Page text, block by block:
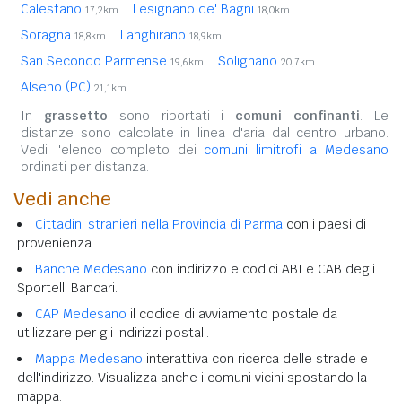
Calestano 17,2km Lesignano de' Bagni 18,0km
Soragna 18,8km Langhirano 18,9km
San Secondo Parmense 19,6km Solignano 20,7km
Alseno (PC) 21,1km
In grassetto sono riportati i comuni confinanti. Le
distanze sono calcolate in linea d'aria dal centro urbano.
Vedi l'elenco completo dei comuni limitrofi a Medesano
ordinati per distanza.
Vedi anche
Cittadini stranieri nella Provincia di Parma con i paesi di
provenienza.
Banche Medesano con indirizzo e codici ABI e CAB degli
Sportelli Bancari.
CAP Medesano il codice di avviamento postale da
utilizzare per gli indirizzi postali.
Mappa Medesano interattiva con ricerca delle strade e
dell'indirizzo. Visualizza anche i comuni vicini spostando la
mappa.